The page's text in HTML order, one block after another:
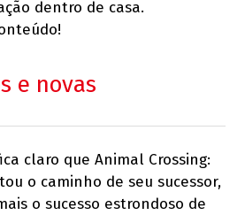
dentro de casa.
e novas
claro que Animal Crossing:
o caminho de seu sucessor,
o sucesso estrondoso de